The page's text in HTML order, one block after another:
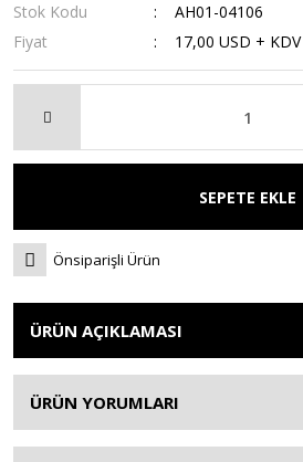
Stok Kodu
AH01-04106
Fiyat
17,00 USD + KDV
SEPETE EKLE
Önsiparişli Ürün
ÜRÜN AÇIKLAMASI
ÜRÜN YORUMLARI